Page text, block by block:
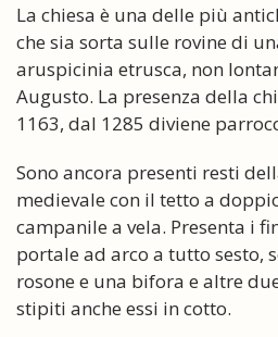
La chiesa è una delle più
che sia sorta sulle rovine di
aruspicinia etrusca, non
Augusto. La presenza della
1163, dal 1285 diviene
Sono ancora presenti resti
medievale con il tetto a
campanile a vela. Presenta i
portale ad arco a tutto sesto,
rosone e una bifora e altre
stipiti anche essi in cotto.